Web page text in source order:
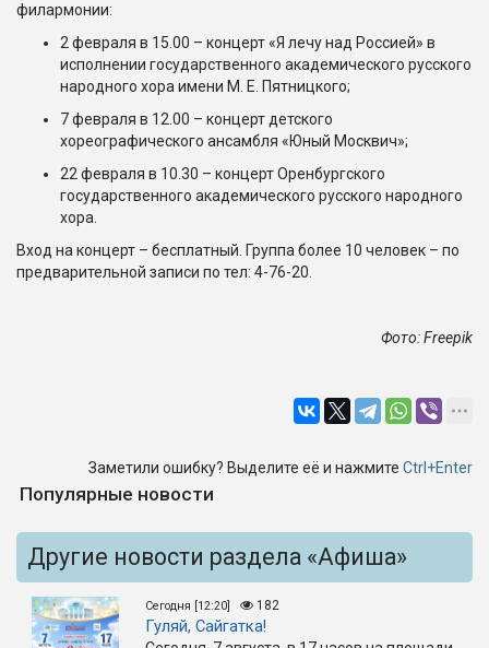
филармонии:
2 февраля в 15.00 – концерт «Я лечу над Россией» в
исполнении государственного академического русского
народного хора имени М. Е. Пятницкого;
7 февраля в 12.00 – концерт детского
хореографического ансамбля «Юный Москвич»;
22 февраля в 10.30 – концерт Оренбургского
государственного академического русского народного
хора.
Вход на концерт – бесплатный. Группа более 10 человек – по
предварительной записи по тел: 4-76-20.
Фото: Freepik
Заметили ошибку? Выделите её и нажмите Ctrl+Enter
Популярные новости
Другие новости раздела «Афиша»
Сегодня [12:20] 182
Гуляй, Сайгатка!